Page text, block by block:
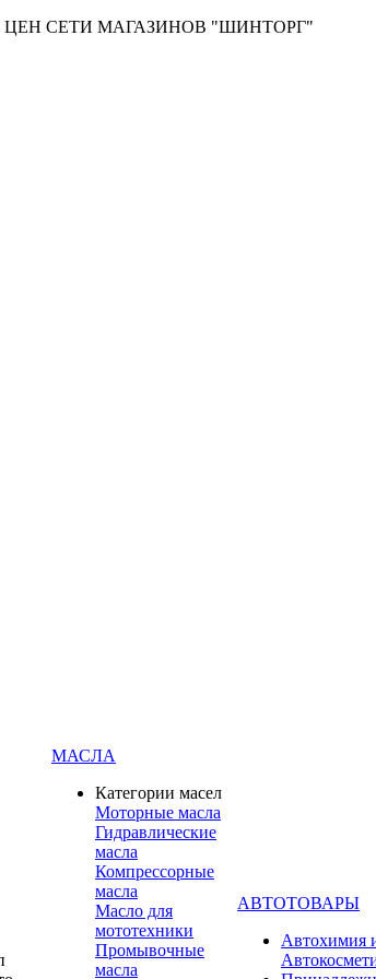
СЕТИ МАГАЗИНОВ "ШИНТОРГ"
МАСЛА
Категории масел
Моторные масла
Гидравлические
масла
Компрессорные
масла
Масло для
мототехники
Промывочные
масла
АВТОТОВАРЫ
Автохимия